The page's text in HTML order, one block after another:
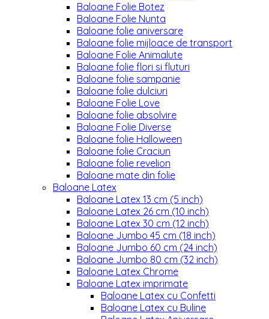
Baloane Folie Botez
Baloane Folie Nunta
Baloane folie aniversare
Baloane folie mijloace de transport
Baloane Folie Animalute
Baloane folie flori si fluturi
Baloane folie sampanie
Baloane folie dulciuri
Baloane Folie Love
Baloane folie absolvire
Baloane Folie Diverse
Baloane folie Halloween
Baloane folie Craciun
Baloane folie revelion
Baloane mate din folie
Baloane Latex
Baloane Latex 13 cm (5 inch)
Baloane Latex 26 cm (10 inch)
Baloane Latex 30 cm (12 inch)
Baloane Jumbo 45 cm (18 inch)
Baloane Jumbo 60 cm (24 inch)
Baloane Jumbo 80 cm (32 inch)
Baloane Latex Chrome
Baloane Latex imprimate
Baloane Latex cu Confetti
Baloane Latex cu Buline